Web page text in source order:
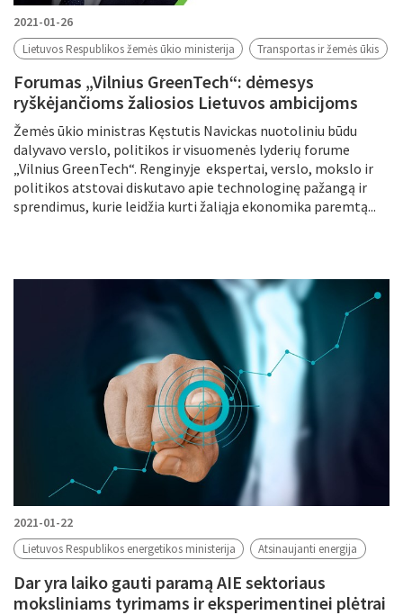
2021-01-26
Lietuvos Respublikos žemės ūkio ministerija Transportas ir žemės ūkis
Forumas „Vilnius GreenTech“: dėmesys
ryškėjančioms žaliosios Lietuvos ambicijoms
Žemės ūkio ministras Kęstutis Navickas nuotoliniu būdu
dalyvavo verslo, politikos ir visuomenės lyderių forume
„Vilnius GreenTech“. Renginyje ekspertai, verslo, mokslo ir
politikos atstovai diskutavo apie technologinę pažangą ir
sprendimus, kurie leidžia kurti žaliąja ekonomika paremtą...
2021-01-22
Lietuvos Respublikos energetikos ministerija Atsinaujanti energija
Dar yra laiko gauti paramą AIE sektoriaus
moksliniams tyrimams ir eksperimentinei plėtrai